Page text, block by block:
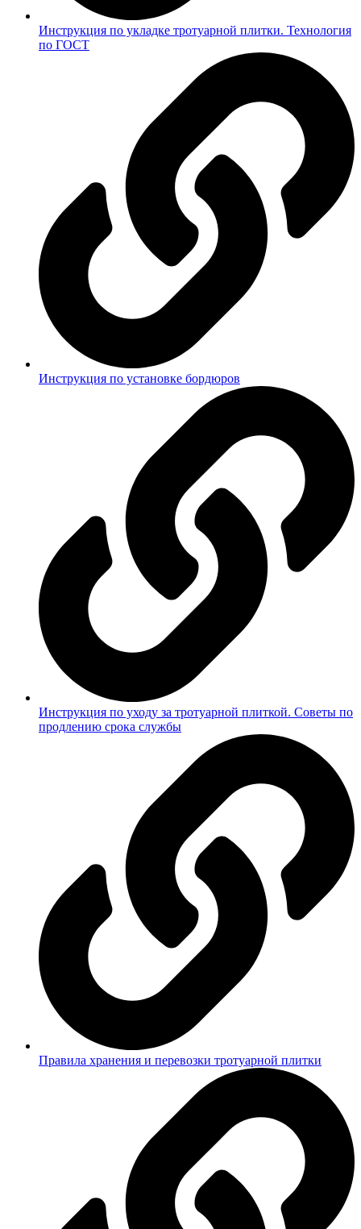
Инструкция по укладке тротуарной плитки. Технология
по ГОСТ
Инструкция по установке бордюров
Инструкция по уходу за тротуарной плиткой. Советы по
продлению срока службы
Правила хранения и перевозки тротуарной плитки